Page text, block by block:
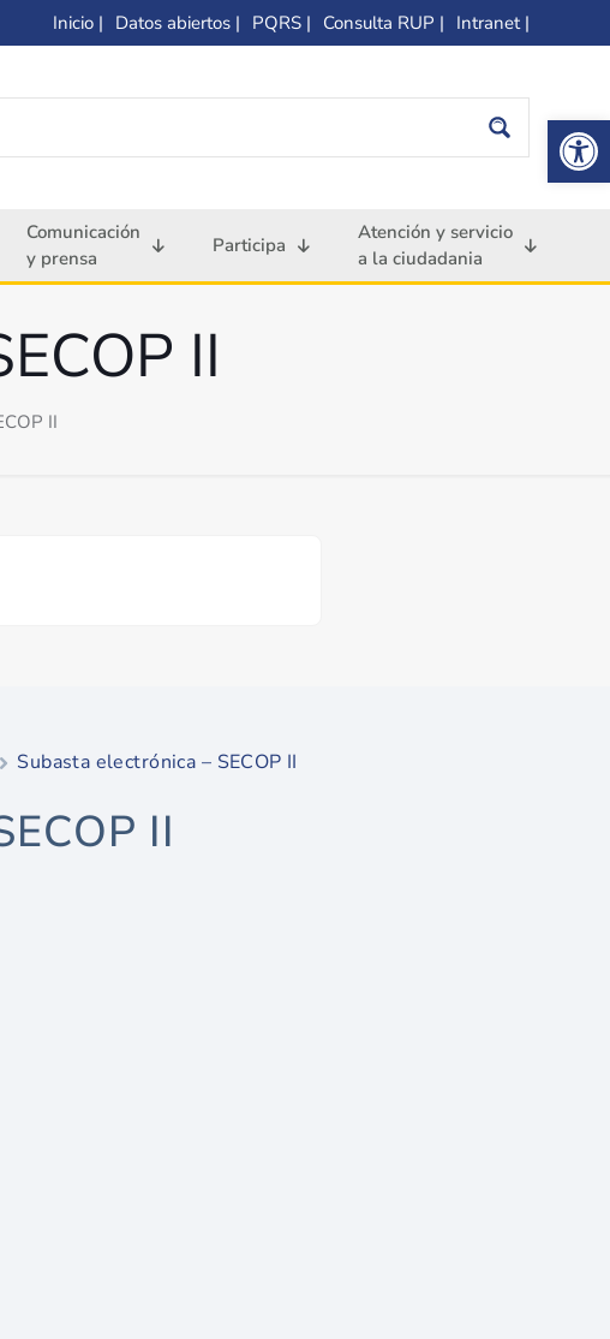
Inicio | Datos abiertos | PQRS | Consulta RUP | Intranet |
Comunicación
y prensa
Participa
Atención y servicio
a la ciudadania
II
II
Subasta electrónica – SECOP II
II